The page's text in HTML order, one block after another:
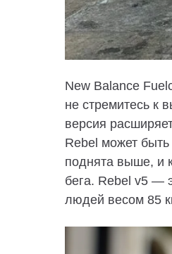
New Balance
не стремитесь к
версия
Rebel может быть
поднята выше, и
бега. Rebel v5 —
людей весом 85